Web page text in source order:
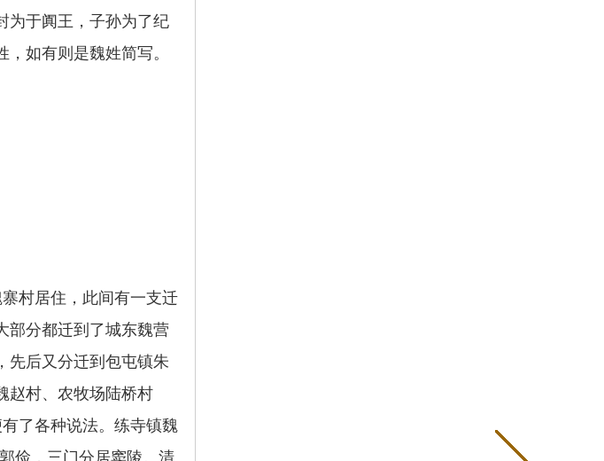
为于阗王，子孙为了纪
如有则是魏姓简写。
村居住，此间有一支迁
部分都迁到了城东魏营
先后又分迁到包屯镇朱
赵村、农牧场陆桥村
了各种说法。练寺镇魏
俭，三门分居窦陵。清